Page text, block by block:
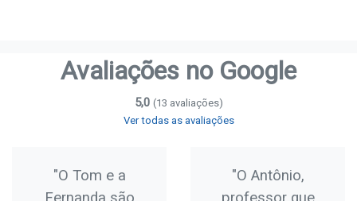
Avaliações no Google
5,0 (13 avaliações)
Ver todas as avaliações
"O Tom e a
"O Antônio,